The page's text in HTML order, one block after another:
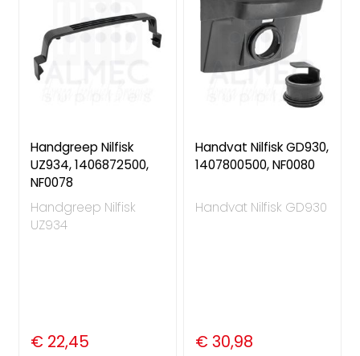
Handgreep Nilfisk
UZ934, 1406872500,
NF0078
Handgreep Nilfisk
UZ934
€ 22,45
Handvat Nilfisk GD930,
1407800500, NF0080
Handvat Nilfisk GD930
€ 30,98